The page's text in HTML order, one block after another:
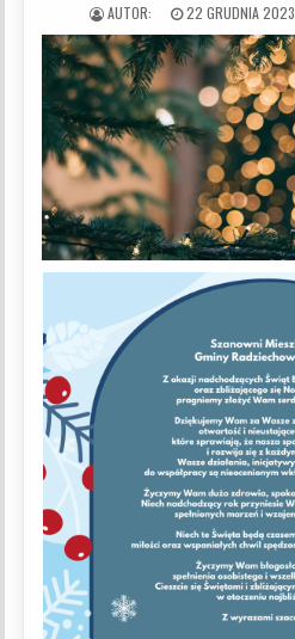
PUBLISHED DATE:
22 GRUDNIA 2023